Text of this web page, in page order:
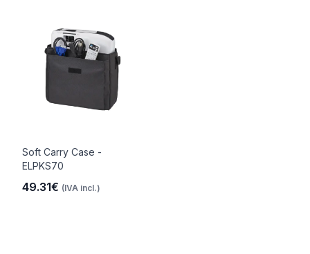
Soft Carry Case -
ELPKS70
49.31€ (IVA incl.)